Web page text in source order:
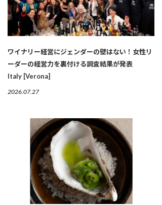
ワイナリー経営にジェンダーの壁はない！女性リ
ーダーの経営力を裏付ける調査結果が発表
Italy [Verona]
2026.07.27